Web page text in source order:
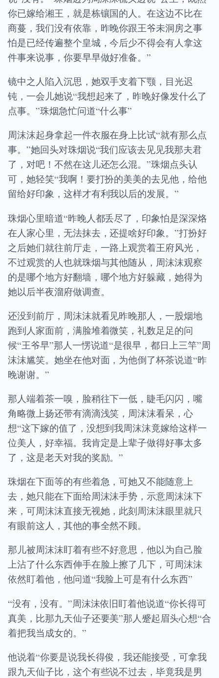
你已嫁给湘王，就是栋镶国的人。在这边不比在
商蔓，我们没有依靠，昨晚你跟王爷未洞房之事
怕是已经传遍整个皇城，今后少不得会有人拿这
件事来说事，你要早早做好准备。”
镜中之人陷入沉思，她双手支着下颚，目光迟
钝，一会儿她说“我想起来了，昨晚好像发什么了
点事。”珠烟急忙问道“什么事”
周沫沫起身拿起一件衣服在身上比试“就有那么点
事。”她回头对珠烟说“我们应该去见见我那夫君
了，对吧！不然在这儿还怎么混。”珠烟点头认
可，她轻笑“我啊！要打扮的美美的去见他，给他
留给好印象，这样才有利我以后的发展。”
珠烟心里暗道“昨晚人都丢尽了，印象怕是深深烙
在人家心里，无法抹去，还提啥好印象。”打扮好
之后她们就往前厅走，一路上观赏着王府风光，
不过观赏的人也就珠烟与其他随从，周沫沫观察
的是哪个地方好翻墙，哪个地方好躲藏，她得为
她以后半夜溜府做调查。
还没到前厅，周沫沫就看见昨晚那人，一股烟地
跑到人家面前，满脸堆着微笑，礼数足足的问
候“王爷早”那人一愣说道“是很早，都日上三竿”周
沫沫尴笑。她坐在他对面，为他倒了杯茶说道“昨
晚谢谢。”
那人端着茶一嗅，脸稍往下一低，睫毛闪闪，嘴
角略微上扬还带有滴滴浅笑，周沫沫看呆，心
想“这下嫁的值了，没想到我周沫沫竟嫁给这样一
位美人，好幸福。我肯定是上辈子做得好事太多
了，这是老天对我的奖励。”
珠烟在下面等的有些着急，可她又不能随意上
去，她只能在下面给周沫沫手势，示意周沫沫下
来，可周沫沫直接无视她，此刻周沫沫眼里就只
有眼前这人，其他的事全然不顾。
那儿被周沫沫盯着有些不好意思，他以为自己脸
上沾了什么东西伸手在脸上擦了几下，可周沫沫
依然盯着他，他问道“我脸上可是有什么东西”
“没有，没有。”周沫沫依旧盯着他说道“你长得可
真美，比那九天仙子还要美”那人蹙起眉头心想“合
着把我当成女的。”
他说着“你要是说我长得俊，我还能接受，可拿我
跟九天仙子比，这个有些说不过去，毕竟我是男